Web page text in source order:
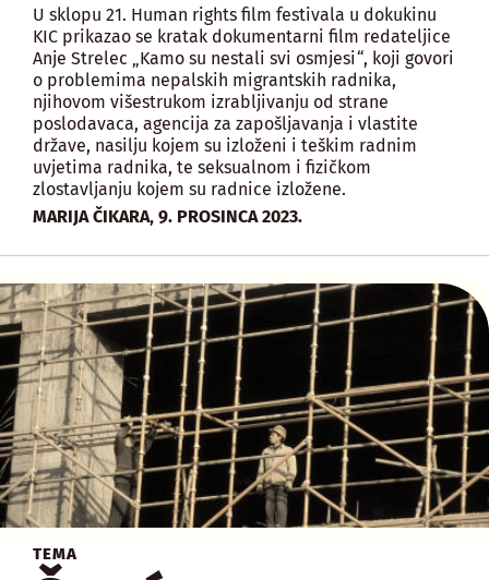
U sklopu 21. Human rights film festivala u dokukinu
KIC prikazao se kratak dokumentarni film redateljice
Anje Strelec „Kamo su nestali svi osmjesi“, koji govori
o problemima nepalskih migrantskih radnika,
njihovom višestrukom izrabljivanju od strane
poslodavaca, agencija za zapošljavanja i vlastite
države, nasilju kojem su izloženi i teškim radnim
uvjetima radnika, te seksualnom i fizičkom
zlostavljanju kojem su radnice izložene.
MARIJA ČIKARA, 9. PROSINCA 2023.
TEMA